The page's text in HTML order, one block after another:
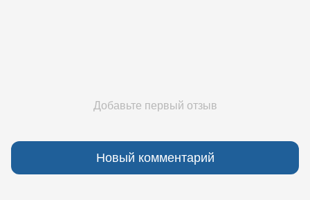
Добавьте первый отзыв
Новый комментарий